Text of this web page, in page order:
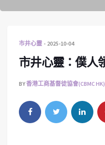
市井心靈 2025-10-04
市井心靈：僕人
BY香港工商基督徒協會(CBMC HK)